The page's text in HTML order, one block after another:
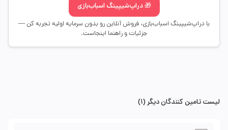
🎁 دراپ‌شیپینگ اسباب‌بازی
با دراپ‌شیپینگ اسباب‌بازی، فروش آنلاین رو بدون سرمایه اولیه تجربه کن —
جزئیات و راهنما اینجاست.
لیست تامین کنندگان دیگر (1)